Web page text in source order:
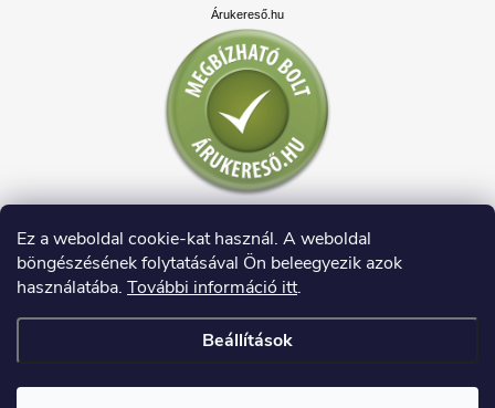
Ez a weboldal cookie-kat használ. A weboldal
böngészésének folytatásával Ön beleegyezik azok
használatába. További információ itt.
Beállítások
Árukereső.hu
Copyright 2026HAUSDECO.HU. Minden jog fenntartva.